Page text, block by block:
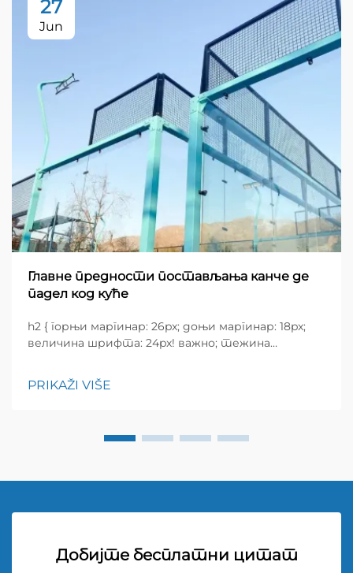
27
Jun
Главне предности постављања канче де
падел код куће
h2 { горњи маргинар: 26px; доњи маргинар: 18px;
величина шрифта: 24px! важно; тежина
горњи маргинар: 26px; доњи маргинар: 18px;
величина шрифта: 20px!
PRIKAŽI VIŠE
Добијте бесплатни цитат